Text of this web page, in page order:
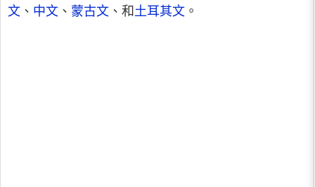
文 、 中文 、 蒙古文 、和 土耳其文 。